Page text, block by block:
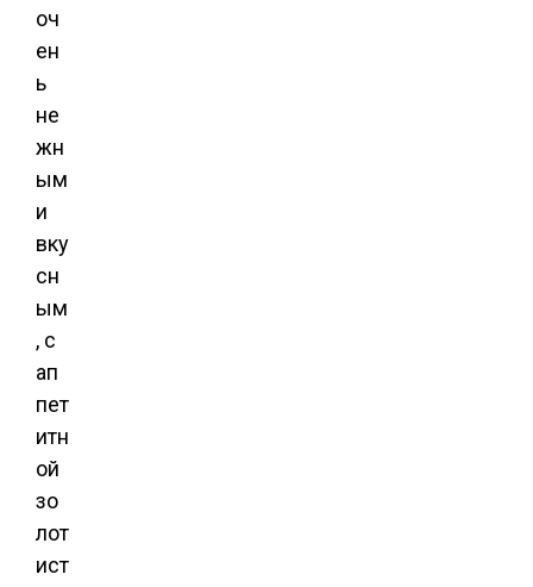
оч
ен
ь
не
жн
ым
и
вку
сн
ым
, с
ап
пет
итн
ой
зо
лот
ист